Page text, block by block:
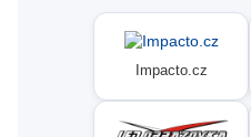
Impacto.cz